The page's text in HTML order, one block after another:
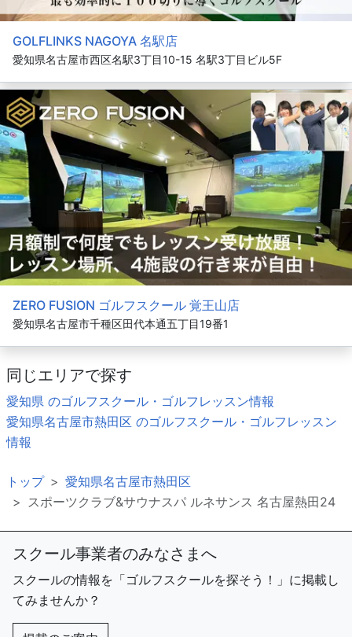
GOLFLINKS NAGOYA 名駅店
愛知県名古屋市西区名駅3丁目10-15 名駅3丁目ビル5F
ZERO FUSION ゴルフスクール 覚王山店
愛知県名古屋市千種区田代本通五丁目19番1
同じエリアで探す
愛知県 のゴルフスクール・ゴルフレッスン情報
愛知県名古屋市熱田区 のゴルフスクール・ゴルフレッスン
情報
トップ
愛知県名古屋市熱田区
スポーツクラブ&サウナスパ ルネサンス 名古屋熱田24
スクール事業者のみなさまへ
スクールの情報を「ゴルフスクールを探そう！」に掲載し
てみませんか？